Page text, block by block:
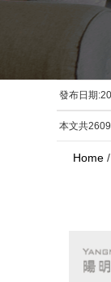
發布日期
本文共
Home/